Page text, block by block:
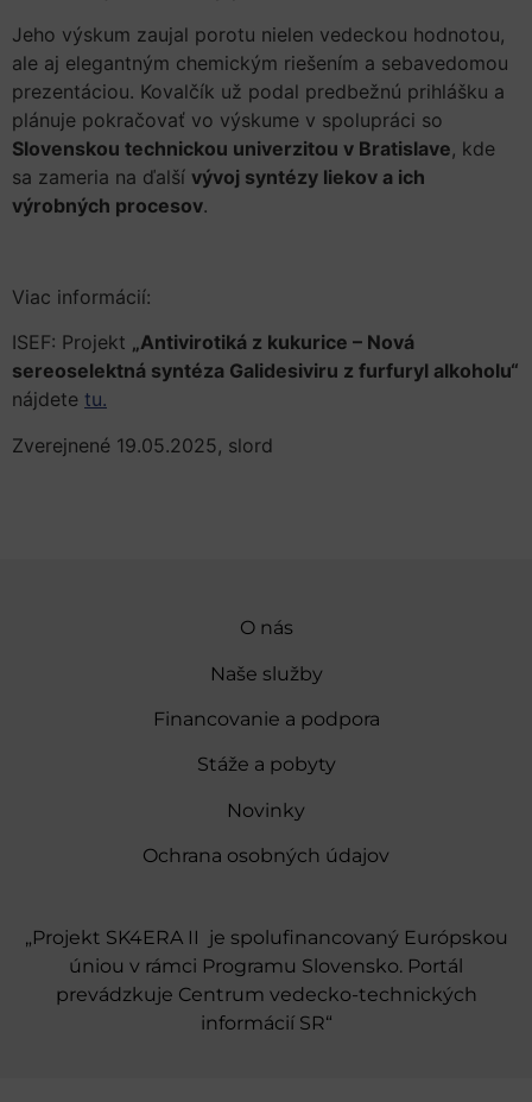
Jeho výskum zaujal porotu nielen vedeckou hodnotou,
ale aj elegantným chemickým riešením a sebavedomou
prezentáciou. Kovalčík už podal predbežnú prihlášku a
plánuje pokračovať vo výskume v spolupráci so
Slovenskou technickou univerzitou v Bratislave, kde
sa zameria na ďalší vývoj syntézy liekov a ich
výrobných procesov.
Viac informácií:
ISEF: Projekt „Antivirotiká z kukurice – Nová
sereoselektná syntéza Galidesiviru z furfuryl alkoholu“
nájdete tu.
Zverejnené 19.05.2025, slord
O nás
Naše služby
Financovanie a podpora
Stáže a pobyty
Novinky
Ochrana osobných údajov
„Projekt SK4ERA II je spolufinancovaný Európskou
úniou v rámci Programu Slovensko. Portál
prevádzkuje Centrum vedecko-technických
informácií SR“